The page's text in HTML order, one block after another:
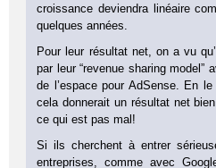
croissance deviendra linéaire
quelques années.
Pour leur résultat net, on a vu
par leur “revenue sharing
de l’espace pour AdSense. En
cela donnerait un résultat net
ce qui est pas mal!
Si ils cherchent à entrer
entreprises, comme avec